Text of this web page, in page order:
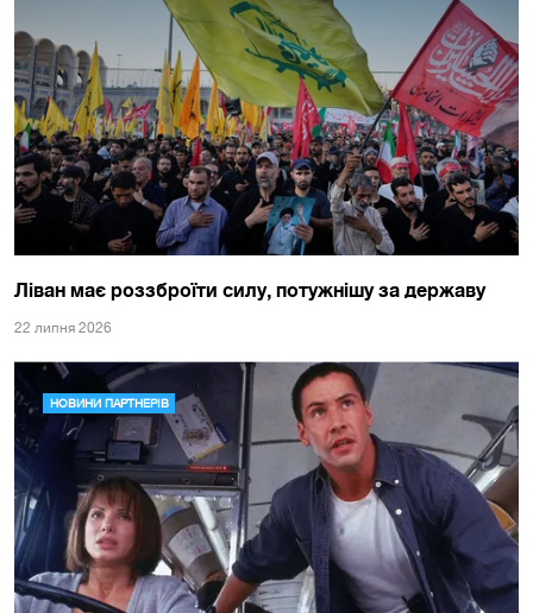
Ліван має роззброїти силу, потужнішу за державу
22 липня 2026